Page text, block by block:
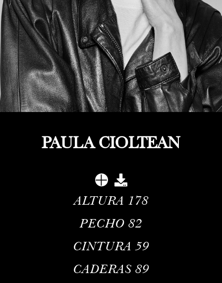
PAULA CIOLTEAN
ALTURA 178
PECHO 82
CINTURA 59
CADERAS 89